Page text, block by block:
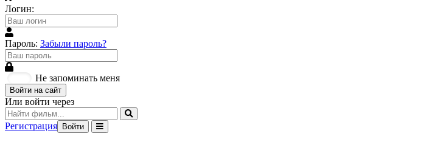
Логин:
Пароль: Забыли пароль?
Не запоминать меня
Войти на сайт
Или войти через
Регистрация Войти